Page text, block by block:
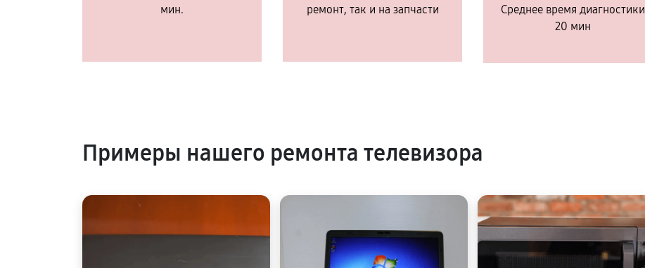
мин.
ремонт, так и на запчасти
Среднее время диагностики
20 мин
Примеры нашего ремонта телевизора